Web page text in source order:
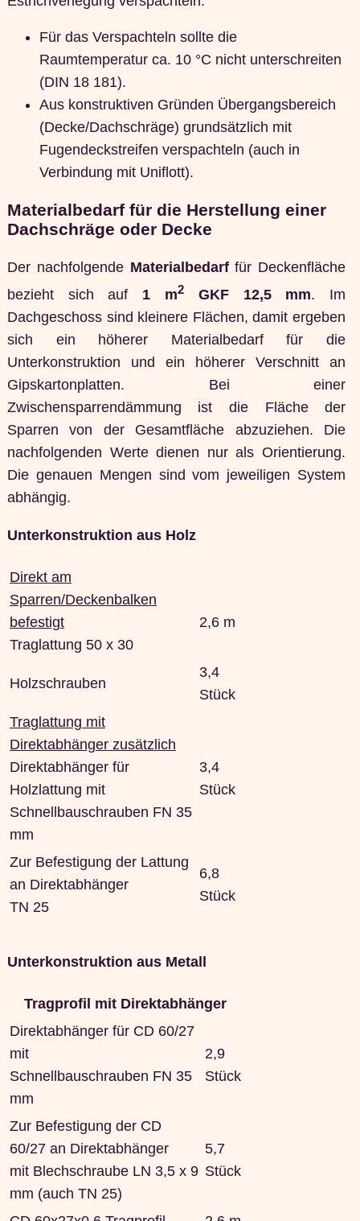
Für das Verspachteln sollte die
Raumtemperatur ca. 10 °C nicht unterschreiten
(DIN 18 181).
Aus konstruktiven Gründen Übergangsbereich
(Decke/Dachschräge) grundsätzlich mit
Fugendeckstreifen verspachteln (auch in
Verbindung mit Uniflott).
Materialbedarf für die Herstellung einer
Dachschräge oder Decke
Der nachfolgende Materialbedarffür Deckenfläche
bezieht sich auf 1 m2 GKF 12,5 mm. Im
Dachgeschoss sind kleinere Flächen, damit ergeben
sich ein höherer Materialbedarf für die
Unterkonstruktion und ein höherer Verschnitt an
Gipskartonplatten. Bei einer
Zwischensparrendämmung ist die Fläche der
Sparren von der Gesamtfläche abzuziehen. Die
nachfolgenden Werte dienen nur als Orientierung.
Die genauen Mengen sind vom jeweiligen System
abhängig.
Unterkonstruktion aus Holz
Direkt am
Sparren/Deckenbalken
befestigt
Traglattung 50 x 30
2,6 m
Holzschrauben
3,4
Stück
Traglattung mit
Direktabhänger zusätzlich
Direktabhänger für
Holzlattung mit
Schnellbauschrauben FN 35
mm
3,4
Stück
Zur Befestigung der Lattung
an Direktabhänger
TN 25
6,8
Stück
Unterkonstruktion aus Metall
Tragprofil mit Direktabhänger
Direktabhänger für CD 60/27
mit
Schnellbauschrauben FN 35
mm
2,9
Stück
Zur Befestigung der CD
60/27 an Direktabhänger
mit Blechschraube LN 3,5 x 9
mm (auch TN 25)
5,7
Stück